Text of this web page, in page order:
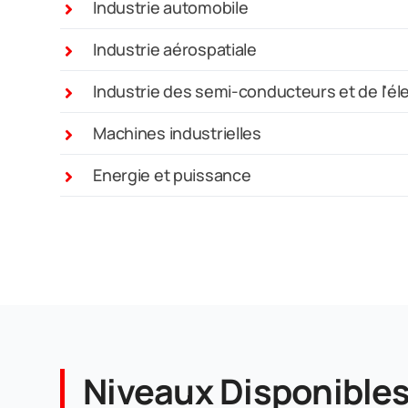
Industrie automobile
Industrie aérospatiale
Industrie des semi-conducteurs et de
Machines industrielles
Energie et puissance
Niveaux Disponibles